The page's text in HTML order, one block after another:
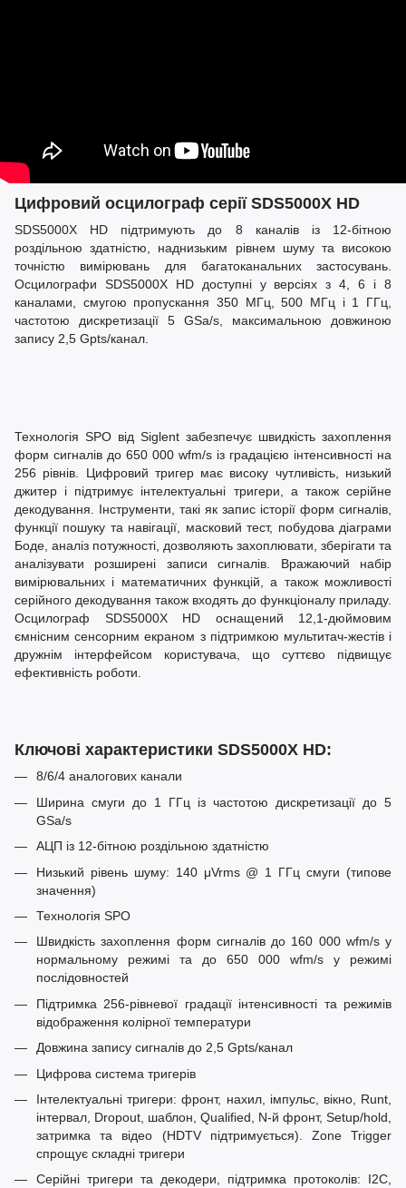
Цифровий осцилограф серії SDS5000X HD
SDS5000X HD підтримують до 8 каналів із 12-бітною
роздільною здатністю, наднизьким рівнем шуму та високою
точністю вимірювань для багатоканальних застосувань.
Осцилографи SDS5000X HD доступні у версіях з 4, 6 і 8
каналами, смугою пропускання 350 МГц, 500 МГц і 1 ГГц,
частотою дискретизації 5 GSa/s, максимальною довжиною
запису 2,5 Gpts/канал.
Технологія SPO від Siglent забезпечує швидкість захоплення
форм сигналів до 650 000 wfm/s із градацією інтенсивності на
256 рівнів. Цифровий тригер має високу чутливість, низький
джитер і підтримує інтелектуальні тригери, а також серійне
декодування. Інструменти, такі як запис історії форм сигналів,
функції пошуку та навігації, масковий тест, побудова діаграми
Боде, аналіз потужності, дозволяють захоплювати, зберігати та
аналізувати розширені записи сигналів. Вражаючий набір
вимірювальних і математичних функцій, а також можливості
серійного декодування також входять до функціоналу приладу.
Осцилограф SDS5000X HD оснащений 12,1-дюймовим
ємнісним сенсорним екраном з підтримкою мультитач-жестів і
дружнім інтерфейсом користувача, що суттєво підвищує
ефективність роботи.
Ключові характеристики SDS5000X HD:
8/6/4 аналогових канали
Ширина смуги до 1 ГГц із частотою дискретизації до 5
GSa/s
АЦП із 12-бітною роздільною здатністю
Низький рівень шуму: 140 μVrms @ 1 ГГц смуги (типове
значення)
Технологія SPO
Швидкість захоплення форм сигналів до 160 000 wfm/s у
нормальному режимі та до 650 000 wfm/s у режимі
послідовностей
Підтримка 256-рівневої градації інтенсивності та режимів
відображення колірної температури
Довжина запису сигналів до 2,5 Gpts/канал
Цифрова система тригерів
Інтелектуальні тригери: фронт, нахил, імпульс, вікно, Runt,
інтервал, Dropout, шаблон, Qualified, N-й фронт, Setup/hold,
затримка та відео (HDTV підтримується). Zone Trigger
спрощує складні тригери
Серійні тригери та декодери, підтримка протоколів: I2C,